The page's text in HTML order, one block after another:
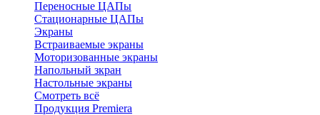
Переносные ЦАПы
Стационарные ЦАПы
Экраны
Встраиваемые экраны
Моторизованные экраны
Напольный зкран
Настольные экраны
Смотреть всё
Продукция Premiera